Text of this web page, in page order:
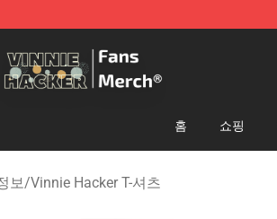
홈 쇼핑
보/Vinnie Hacker T-셔츠